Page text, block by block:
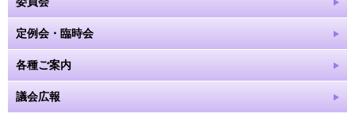
定例会・臨時会
各種ご案内
議会広報